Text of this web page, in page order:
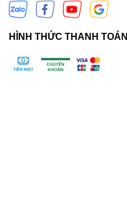
HÌNH THỨC THANH TOÁN